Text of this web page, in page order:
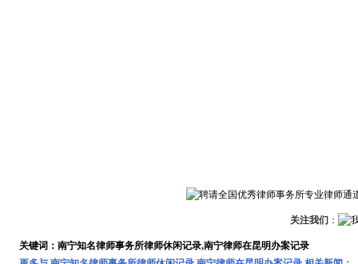
关注我们 ：
关键词：南宁知名律师事务所律师休闲记录,南宁律师在昆明办案记录